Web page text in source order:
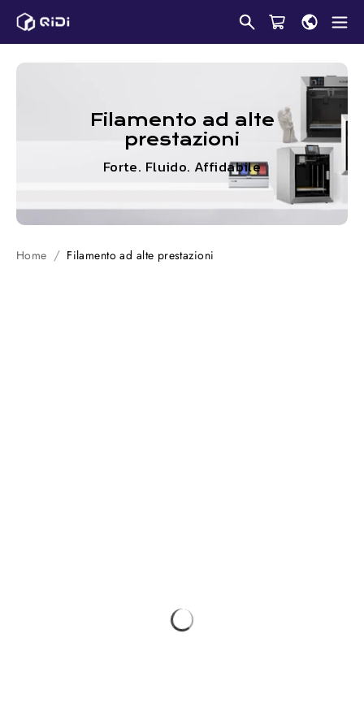
Salta
Filamento ad alte
prestazioni
Forte. Fluido. Affidabile
Home Filamento ad alte prestazioni